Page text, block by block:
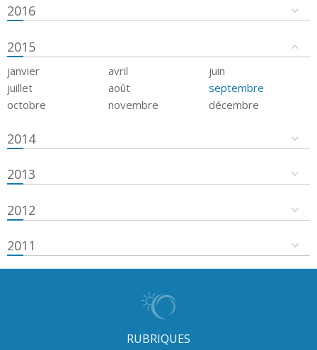
2016
2015
janvier avril
juin
juillet
août
septembre
octobre
novembre décembre
2014
2013
2012
2011
RUBRIQUES